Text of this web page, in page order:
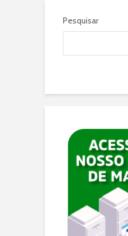
Pesquisar